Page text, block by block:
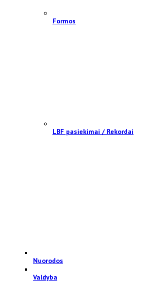
Formos
LBF pasiekimai / Rekordai
Nuorodos
Valdyba